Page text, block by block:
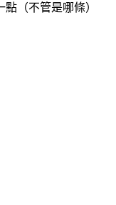
（不管是哪條）